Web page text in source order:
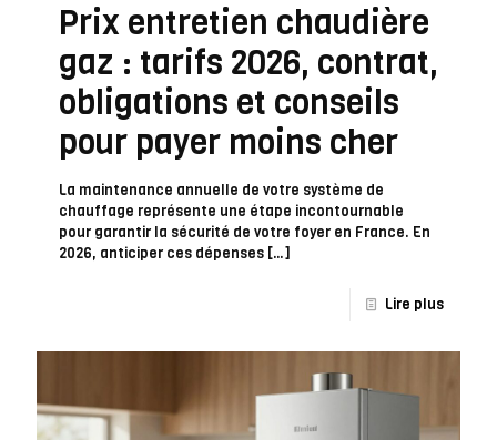
Prix entretien chaudière
gaz : tarifs 2026, contrat,
obligations et conseils
pour payer moins cher
La maintenance annuelle de votre système de
chauffage représente une étape incontournable
pour garantir la sécurité de votre foyer en France. En
2026, anticiper ces dépenses […]
Lire plus